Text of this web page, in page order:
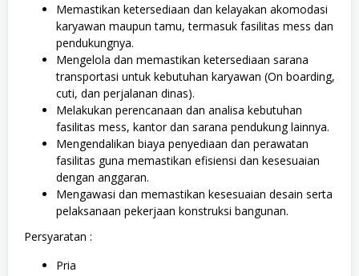
Memastikan ketersediaan dan kelayakan akomodasi
karyawan maupun tamu, termasuk fasilitas mess dan
pendukungnya.
Mengelola dan memastikan ketersediaan sarana
transportasi untuk kebutuhan karyawan (On boarding,
cuti, dan perjalanan dinas).
Melakukan perencanaan dan analisa kebutuhan
fasilitas mess, kantor dan sarana pendukung lainnya.
Mengendalikan biaya penyediaan dan perawatan
fasilitas guna memastikan efisiensi dan kesesuaian
dengan anggaran.
Mengawasi dan memastikan kesesuaian desain serta
pelaksanaan pekerjaan konstruksi bangunan.
Persyaratan :
Pria